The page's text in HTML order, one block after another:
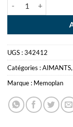
UGS :342412
Catégories :AIMANTS,
Marque : Memoplan